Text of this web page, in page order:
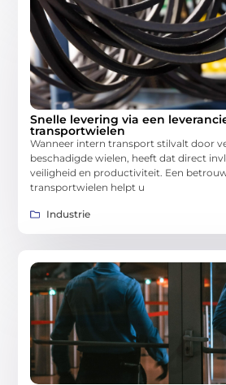
Snelle levering via een
transportwielen
Wanneer intern transport stilvalt door
beschadigde wielen, heeft dat direct
veiligheid en productiviteit. Een
transportwielen helpt u
Industrie